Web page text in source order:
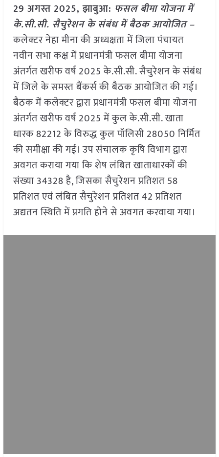
29 अगस्त 2025,झाबुआ: फसल बीमा योजना में
के.सी.सी. सैचुरेशन के संबंध में बैठक आयोजित –
कलेक्टर नेहा मीना की अध्यक्षता में जिला पंचायत
नवीन सभा कक्ष में प्रधानमंत्री फसल बीमा योजना
अंतर्गत खरीफ वर्ष 2025 के.सी.सी. सैचुरेशन के संबंध
में जिले के समस्त बैंकर्स की बैठक आयोजित की गई।
बैठक में कलेक्टर द्वारा प्रधानमंत्री फसल बीमा योजना
अंतर्गत खरीफ वर्ष 2025 में कुल के.सी.सी. खाता
धारक 82212 के विरुद्ध कुल पॉलिसी 28050 निर्मित
की समीक्षा की गई। उप संचालक कृषि विभाग द्वारा
अवगत कराया गया कि शेष लंबित खाताधारकों की
संख्या 34328 है, जिसका सैचुरेशन प्रतिशत 58
प्रतिशत एवं लंबित सैचुरेशन प्रतिशत 42 प्रतिशत
अद्यतन स्थिति में प्रगति होने से अवगत करवाया गया।